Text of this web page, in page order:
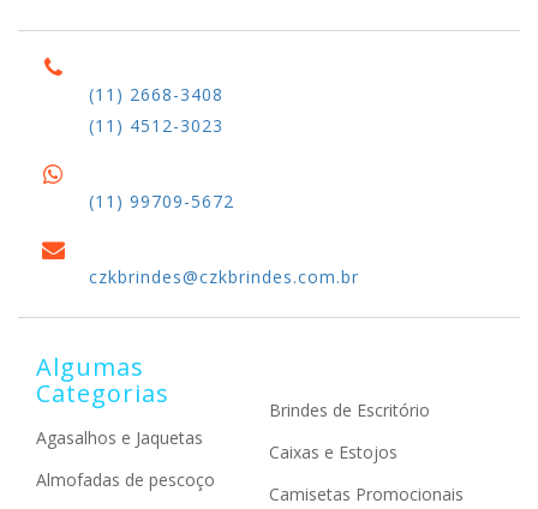
(11) 2668-3408
(11) 4512-3023
(11) 99709-5672
czkbrindes@czkbrindes.com.br
Algumas
Categorias
Agasalhos e Jaquetas
Almofadas de pescoço
Brindes de Escritório
Caixas e Estojos
Camisetas Promocionais